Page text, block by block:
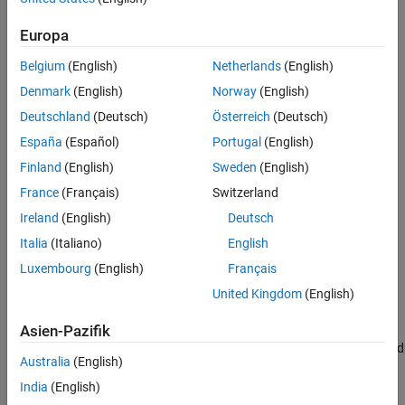
Generation
You can generate HLS code from MATLAB code using the HDL
Coder™ Workflow Advisor.
Function Handle Limitations for Code Generation
Use function handles in MATLAB code intended for code
generation.
Structures
Structure Limitations for Code Generation
Resolve Error: Variables Must Be Fully Defined Before Use
Troubleshoot code generation error when variables are not defined
before use.
Europa
Belgium (English)
Denmark (English)
Deutschland (Deutsch)
España (Español)
Finland (English)
France (Français)
Ireland (English)
Italia (Italiano)
Luxembourg (English)
Netherlands(English)
Norway(English)
Österreich (Deutsch)
Portugal (English)
Sweden (English)
Switzerland
Deutsch
English
Français
United Kingdom(English)
Asien-Pazifik
Australia (English)
India (English)